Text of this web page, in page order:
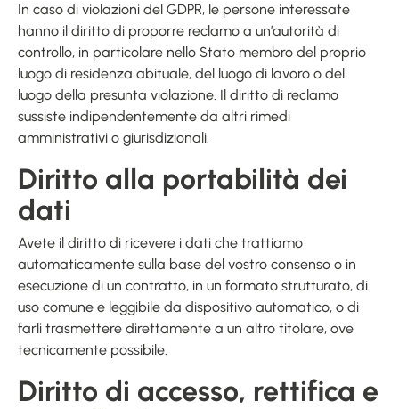
In caso di violazioni del GDPR, le persone interessate
hanno il diritto di proporre reclamo a un’autorità di
controllo, in particolare nello Stato membro del proprio
luogo di residenza abituale, del luogo di lavoro o del
luogo della presunta violazione. Il diritto di reclamo
sussiste indipendentemente da altri rimedi
amministrativi o giurisdizionali.
Diritto alla portabilità dei
dati
Avete il diritto di ricevere i dati che trattiamo
automaticamente sulla base del vostro consenso o in
esecuzione di un contratto, in un formato strutturato, di
uso comune e leggibile da dispositivo automatico, o di
farli trasmettere direttamente a un altro titolare, ove
tecnicamente possibile.
Diritto di accesso, rettifica e